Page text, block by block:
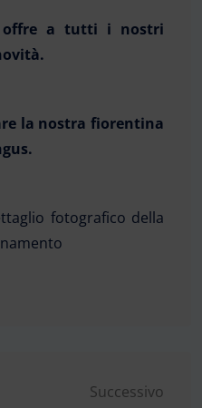
offre a tutti i nostri
la nostra fiorentina
fotografico della
Successivo